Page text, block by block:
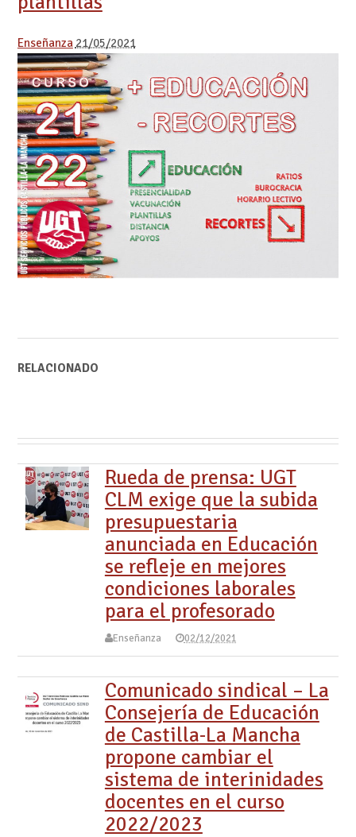
Enseñanza 21/05/2021
RELACIONADO
Rueda de prensa: UGT
CLM exige que la subida
presupuestaria
anunciada en Educación
se refleje en mejores
condiciones laborales
para el profesorado
Enseñanza 02/12/2021
Comunicado sindical – La
Consejería de Educación
de Castilla-La Mancha
propone cambiar el
sistema de interinidades
docentes en el curso
2022/2023